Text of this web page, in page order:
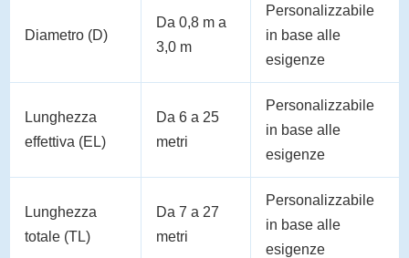
Diametro (D)
Da 0,8 m a
3,0 m
Personalizzabile
in base alle
esigenze
Lunghezza
effettiva (EL)
Da 6 a 25
metri
Personalizzabile
in base alle
esigenze
Lunghezza
totale (TL)
Da 7 a 27
metri
Personalizzabile
in base alle
esigenze